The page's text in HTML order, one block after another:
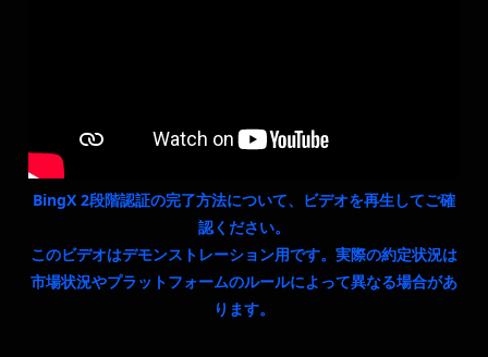
BingX 2段階認証の完了方法について、ビデオを再生してご確
認ください。
このビデオはデモンストレーション用です。実際の約定状況は
市場状況やプラットフォームのルールによって異なる場合があ
ります。